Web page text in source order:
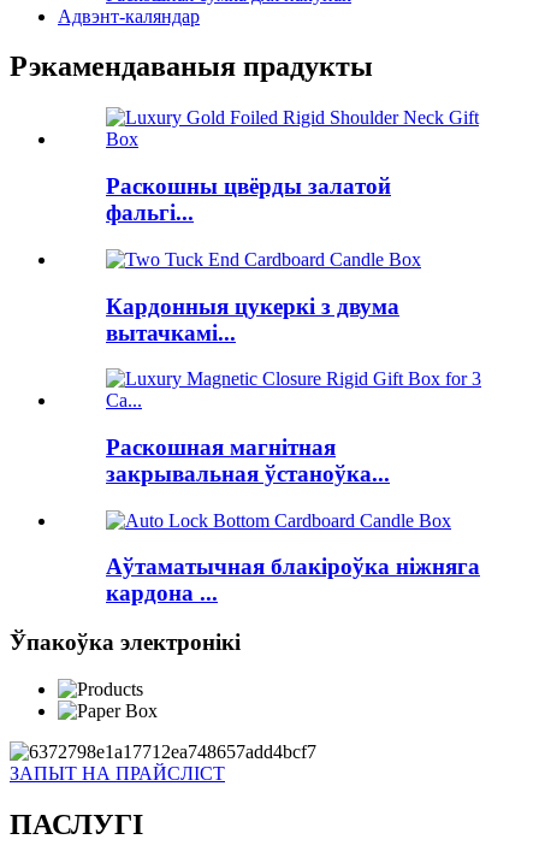
Адвэнт-каляндар
Рэкамендаваныя прадукты
Раскошны цвёрды залатой
фальгі...
Кардонныя цукеркі з двума
вытачкамі...
Раскошная магнітная
закрывальная ўстаноўка...
Аўтаматычная блакіроўка ніжняга
кардона ...
Ўпакоўка электронікі
ЗАПЫТ НА ПРАЙСЛІСТ
ПАСЛУГІ